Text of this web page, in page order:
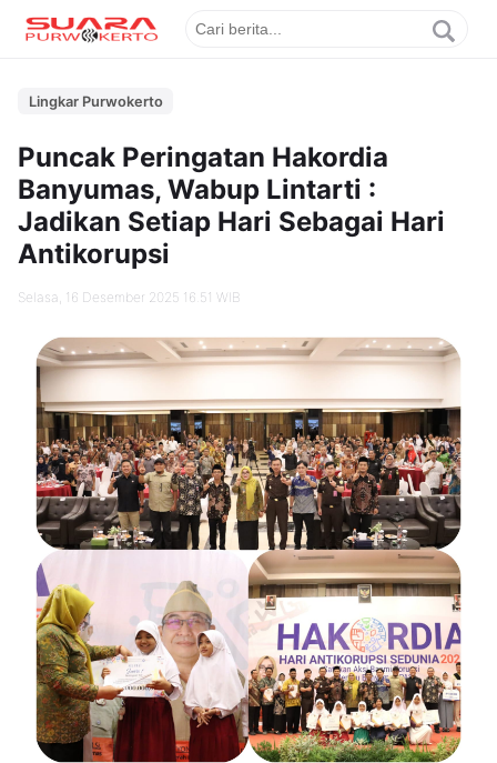
Lingkar Purwokerto
Puncak Peringatan Hakordia
Banyumas, Wabup Lintarti :
Jadikan Setiap Hari Sebagai Hari
Antikorupsi
Selasa, 16 Desember 2025 16.51 WIB